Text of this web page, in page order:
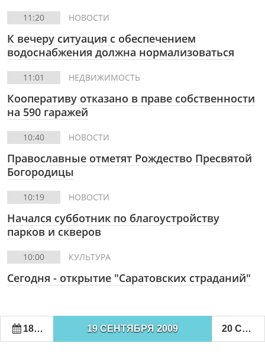
11:20 НОВОСТИ
К вечеру ситуация с обеспечением
водоснабжения должна нормализоваться
11:01 НЕДВИЖИМОСТЬ
Кооперативу отказано в праве собственности
на 590 гаражей
10:40 НОВОСТИ
Православные отметят Рождество Пресвятой
Богородицы
10:19 НОВОСТИ
Начался субботник по благоустройству
парков и скверов
10:00 КУЛЬТУРА
Сегодня - открытие "Саратовских страданий"
18 СЕНТЯБРЯ 2009 19 СЕНТЯБРЯ 2009 20 СЕНТЯБРЯ 2009